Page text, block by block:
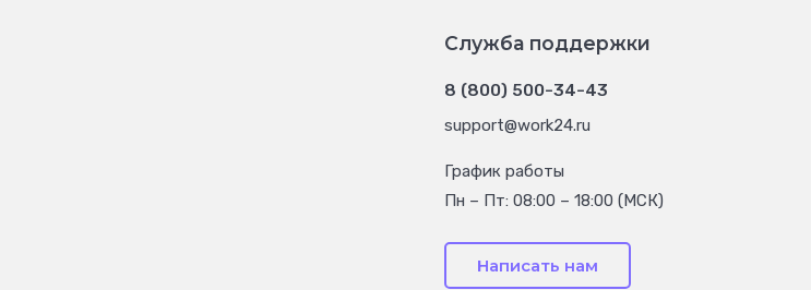
Служба поддержки
8 (800) 500-34-43
support@work24.ru
График работы
Пн – Пт: 08:00 – 18:00 (МСК)
Написать нам